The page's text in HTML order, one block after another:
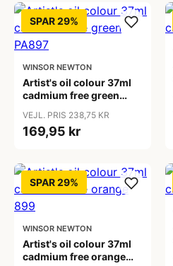
SPAR 29%
WINSOR NEWTON
Artist's oil colour 37ml
cadmium free green
VEJL. PRIS 238,75 KR
169,95 kr
SPAR 29%
WINSOR NEWTON
Artist's oil colour 37ml
cadmium free orange